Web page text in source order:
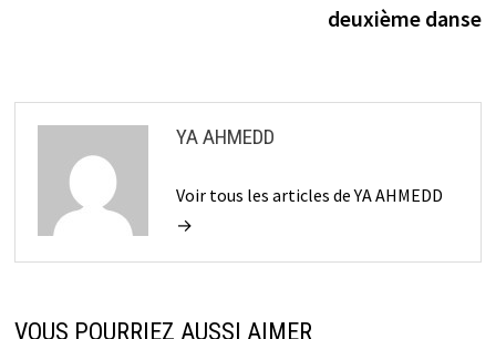
deuxième danse
YA AHMEDD
Voir tous les articles de YA AHMEDD
→
VOUS POURRIEZ AUSSI AIMER